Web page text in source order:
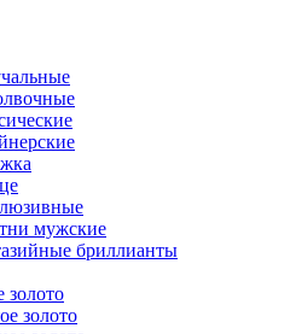
мужские
бриллианты
золото
золото